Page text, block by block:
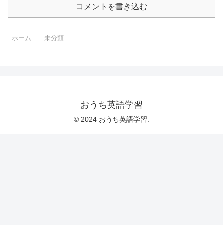
コメントを書き込む
ホーム 未分類
おうち英語学習
© 2024 おうち英語学習.